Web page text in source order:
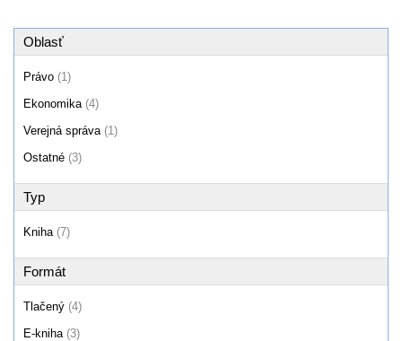
Oblasť
Právo (1)
Ekonomika (4)
Verejná správa (1)
Ostatné (3)
Typ
Kniha (7)
Formát
Tlačený (4)
E-kniha (3)